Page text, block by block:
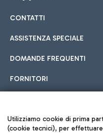
Cucina Internazionale
Hotel in aeroporto
Scegli l'alloggio più adatto
all'aeroporto.
Car sharing
Con il Car Sharing è ancora
CONTATTI
ASSISTENZA SPECIALE
DOMANDE FREQUENTI
FORNITORI
Seguici sui social
Utilizziamo cookie di prima
(cookie tecnici), per